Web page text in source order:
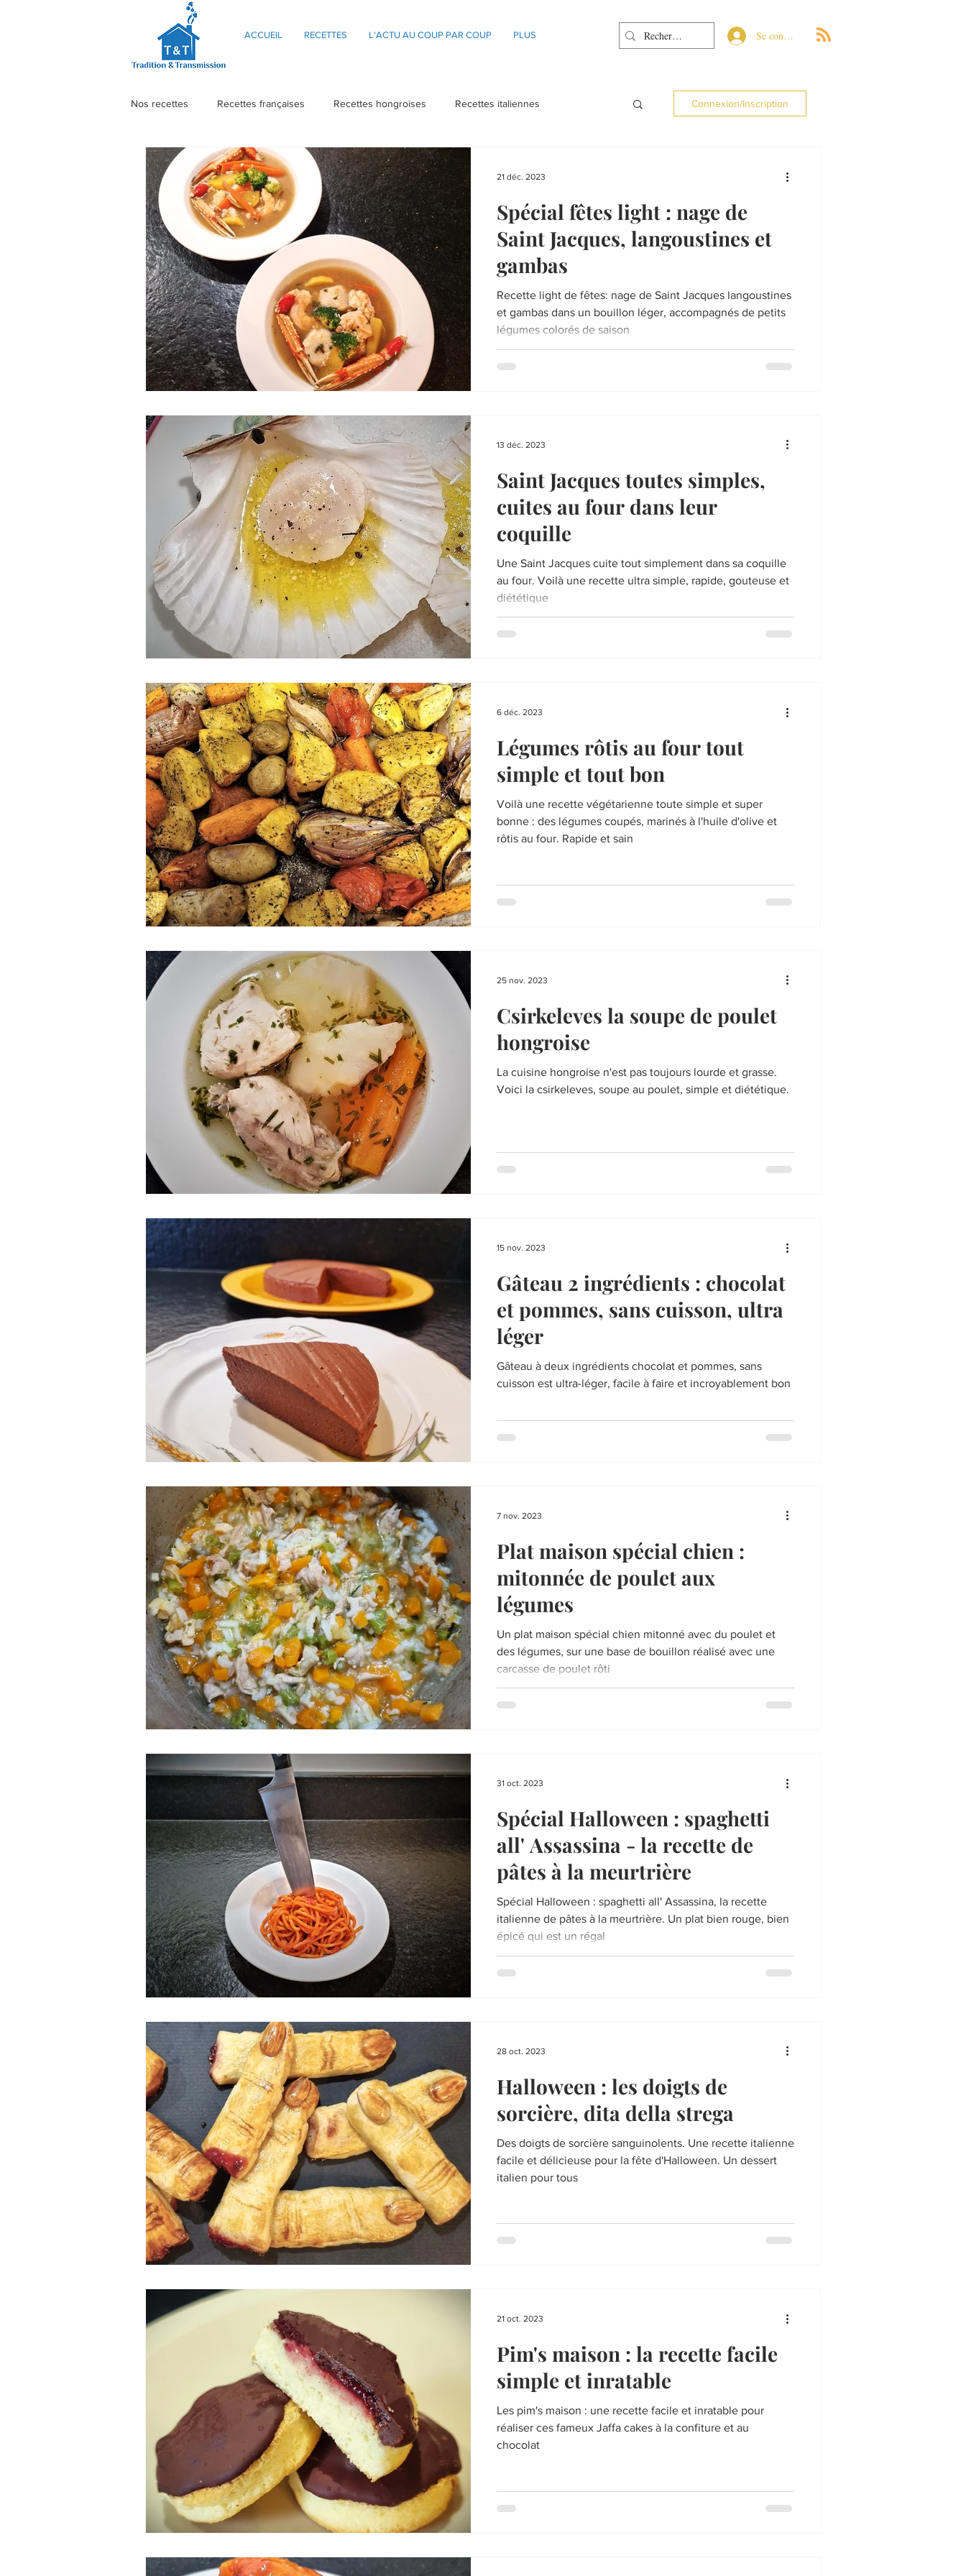
ACCUEIL RECETTES L'ACTU AU COUP PAR COUP PLUS Se connecter
Nos recettes Recettes françaises Recettes hongroises Recettes italiennes
L'actu au coup par coup
Connexion/Inscription
Spécial fêtes light : nage de
Saint Jacques, langoustines et
gambas
Recette light de fêtes: nage de Saint Jacques langoustines
et gambas dans un bouillon léger, accompagnés de petits
légumes colorés de saison
21 déc. 2023
Saint Jacques toutes simples,
cuites au four dans leur
coquille
Une Saint Jacques cuite tout simplement dans sa coquille
au four. Voilà une recette ultra simple, rapide, gouteuse et
diététique
13 déc. 2023
Légumes rôtis au four tout
simple et tout bon
Voilà une recette végétarienne toute simple et super
bonne : des légumes coupés, marinés à l'huile d'olive et
rôtis au four. Rapide et sain
6 déc. 2023
Csirkeleves la soupe de poulet
hongroise
La cuisine hongroise n'est pas toujours lourde et grasse.
Voici la csirkeleves, soupe au poulet, simple et diététique.
25 nov. 2023
Gâteau 2 ingrédients : chocolat
et pommes, sans cuisson, ultra
léger
Gâteau à deux ingrédients chocolat et pommes, sans
cuisson est ultra-léger, facile à faire et incroyablement bon
15 nov. 2023
Plat maison spécial chien :
mitonnée de poulet aux
légumes
Un plat maison spécial chien mitonné avec du poulet et
des légumes, sur une base de bouillon réalisé avec une
carcasse de poulet rôti
7 nov. 2023
Spécial Halloween : spaghetti
all' Assassina - la recette de
pâtes à la meurtrière
Spécial Halloween : spaghetti all' Assassina, la recette
italienne de pâtes à la meurtrière. Un plat bien rouge, bien
épicé qui est un régal
31 oct. 2023
Halloween : les doigts de
sorcière, dita della strega
Des doigts de sorcière sanguinolents. Une recette italienne
facile et délicieuse pour la fête d'Halloween. Un dessert
italien pour tous
28 oct. 2023
Pim's maison : la recette facile
simple et inratable
Les pim's maison : une recette facile et inratable pour
réaliser ces fameux Jaffa cakes à la confiture et au
chocolat
21 oct. 2023